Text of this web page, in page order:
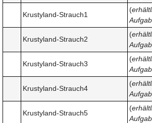
Krustyland-Strauch1
(
Krustyland-Strauch2
(
Krustyland-Strauch3
(
Krustyland-Strauch4
(
Krustyland-Strauch5
(